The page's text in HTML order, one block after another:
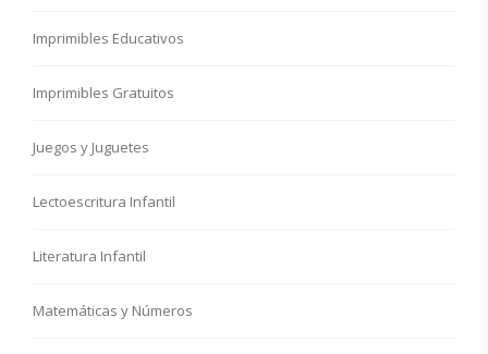
Imprimibles Educativos
Imprimibles Gratuitos
Juegos y Juguetes
Lectoescritura Infantil
Literatura Infantil
Matemáticas y Números